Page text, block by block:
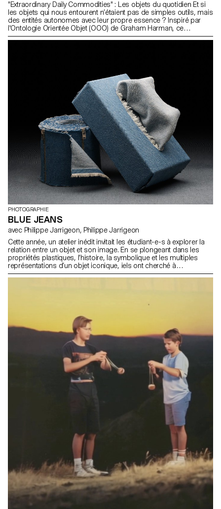
"Extraordinary Daily Commodities" : Les objets du quotidien Et si
les objets qui nous entourent n’étaient pas de simples outils, mais
des entités autonomes avec leur propre essence ? Inspiré par
l'Ontologie Orientée Objet (OOO) de Graham Harman, ce
semestre invitait les étudiants-es à explorer les objets sous un
« banal » et à plonger dans une réflexion sur la place et la
sensibilité des objets dans le monde contemporain.
PHOTOGRAPHIE
BLUE JEANS
avec Philippe Jarrigeon, Philippe Jarrigeon
Cette année, un atelier inédit invitait les étudiant-e-s à explorer la
relation entre un objet et son image. En se plongeant dans les
propriétés plastiques, l’histoire, la symbolique et les multiples
représentations d’un objet iconique, iels ont cherché à
comprendre l’aura qui le définit. Le sujet de cette première édition
photographique ou une vidéo qui interroge et célèbre cet objet